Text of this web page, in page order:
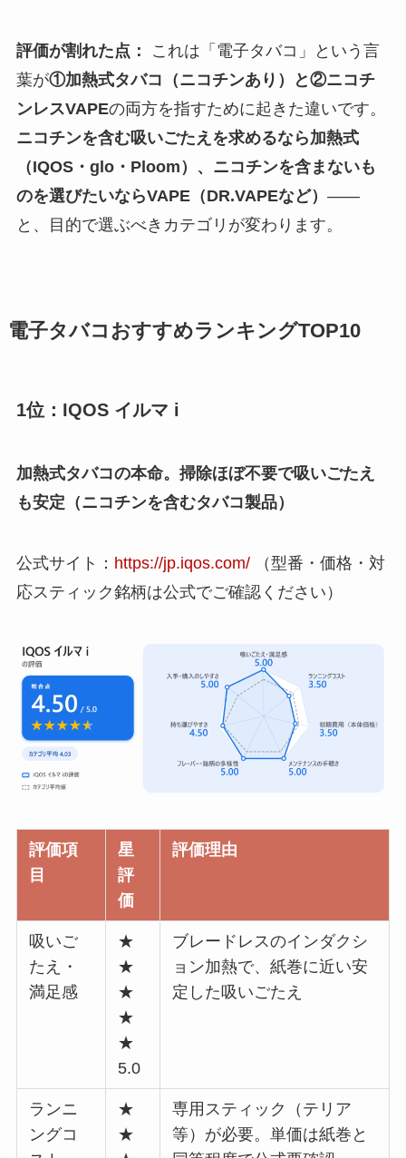
評価が割れた点：
これは「電子タバコ」という言
葉が①加熱式タバコ（ニコチンあり）と②ニコチ
ンレスVAPEの両方を指すために起きた違いです。
ニコチンを含む吸いごたえを求めるなら加熱式
（IQOS・glo・Ploom）、ニコチンを含まないも
のを選びたいならVAPE（DR.VAPEなど） ——
と、目的で選ぶべきカテゴリが変わります。
電子タバコおすすめランキングTOP10
1位：IQOS イルマ i
加熱式タバコの本命。掃除ほぼ不要で吸いごたえ
も安定（ニコチンを含むタバコ製品）
公式サイト： https://jp.iqos.com/（型番・価格・対
応スティック銘柄は公式でご確認ください）
評価項
目
星
評
価
評価理由
吸いご
たえ・
満足感
★
★
★
★
★
5.0
ブレードレスのインダクシ
ョン加熱で、紙巻に近い安
定した吸いごたえ
ランニ
ングコ
★
★
専用スティック（テリア
等）が必要。単価は紙巻と